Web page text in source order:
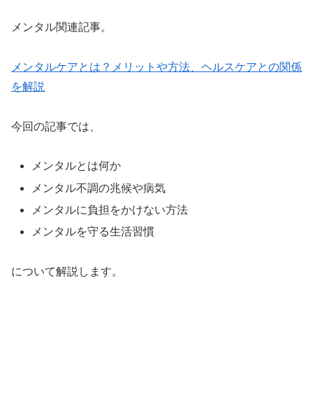
メンタル関連記事。
メンタルケアとは？メリットや方法、ヘルスケアとの関係
を解説
今回の記事では、
メンタルとは何か
メンタル不調の兆候や病気
メンタルに負担をかけない方法
メンタルを守る生活習慣
について解説します。